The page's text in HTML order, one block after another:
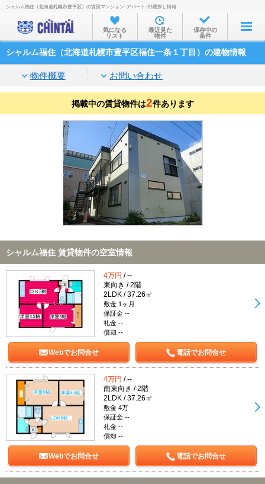
お部屋を探す
沿線・駅から
家賃相場から
通勤通学時間から
物件特集から
不動産会社から
TOP
シャルム福住（北海道札幌市豊平区）の賃貸マンション･アパート･部屋探し情報
気になる
リスト
最近見た
物件
保存中の
条件
シャルム福住（北海道札幌市豊平区福住一条１丁目）の建物情報
物件概要 お問い合わせ
掲載中の賃貸物件は2件あります
シャルム福住 賃貸物件の空室情報
4万円 / --
東向き / 2階
2LDK / 37.26㎡
敷金 1ヶ月
保証金 --
礼金 --
償却 --
Webでお問合せ 電話でお問合せ
4万円 / --
南東向き / 2階
2LDK / 37.26㎡
敷金 4万
保証金 --
礼金 --
償却 --
Webでお問合せ 電話でお問合せ